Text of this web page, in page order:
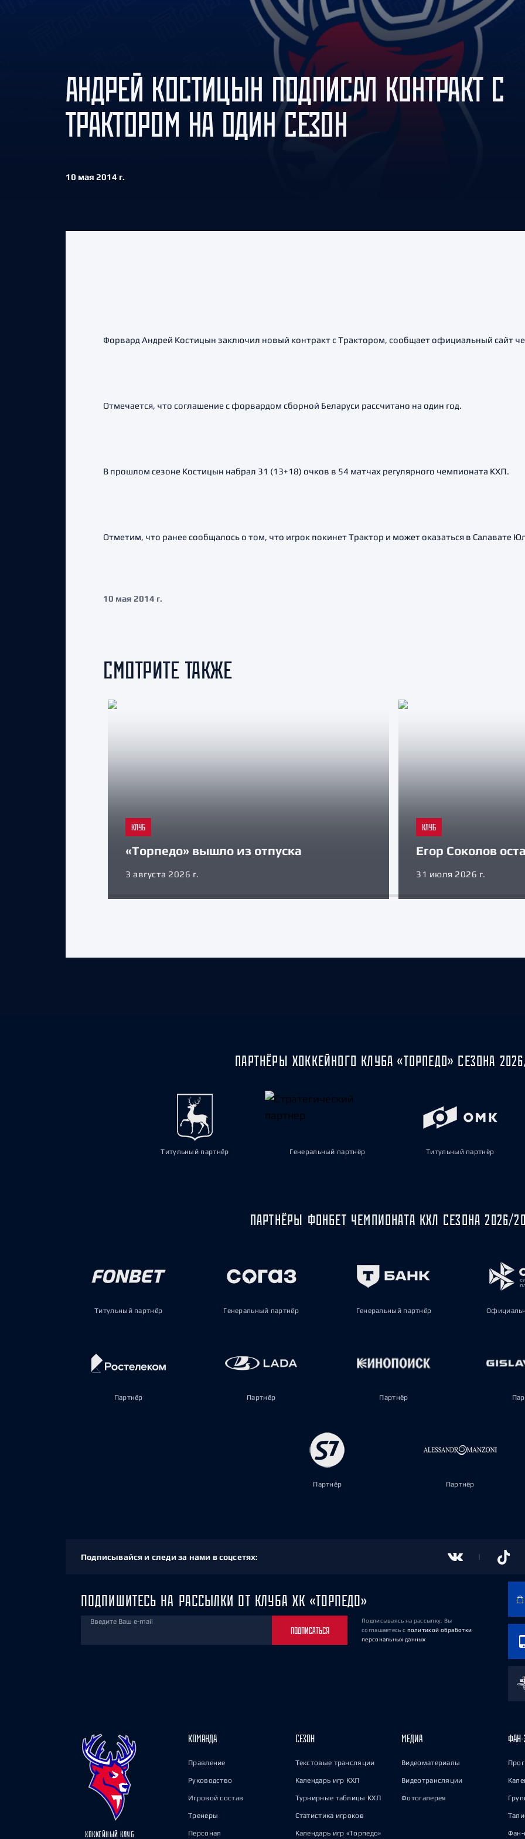
Амур
Барыс
Салават Юлаев
Сибирь
АНДРЕЙ КОСТИЦЫН ПОДПИСАЛ КОНТРАКТ С
ТРАКТОРОМ НА ОДИН СЕЗОН
10 мая 2014 г.
Форвард Андрей Костицын заключил новый контракт с Трактором, сообщает официальный сайт
Отмечается, что соглашение с форвардом сборной Беларуси рассчитано на один год.
В прошлом сезоне Костицын набрал 31 (13+18) очков в 54 матчах регулярного чемпионата КХЛ.
Отметим, что ранее сообщалось о том, что игрок покинет Трактор и может оказаться в Салавате
10 мая 2014 г.
СМОТРИТЕ ТАКЖЕ
КЛУБ
«Торпедо» вышло из отпуска
3 августа 2026 г.
КЛУБ
Егор Соколов
31 июля 2026 г.
ПАРТНЁРЫ ХОККЕЙНОГО КЛУБА «ТОРПЕДО» СЕЗОНА
Титульный партнёр Генеральный партнёр Титульный партнёр
ПАРТНЁРЫ ФОНБЕТ ЧЕМПИОНАТА КХЛ СЕЗОНА 2026/
Титульный партнёр Генеральный партнёр Генеральный партнёр
Партнёр Партнёр Партнёр
Партнёр Партнёр
Подписывайся и следи за нами в соцсетях:
ПОДПИШИТЕСЬ НА РАССЫЛКИ ОТ КЛУБА ХК «ТОРПЕДО»
Введите Ваш e-mail
ПОДПИСАТЬСЯ
Подписываясь на рассылку, Вы
соглашаетесь с политикой обработки
персональных данных
ХОККЕЙНЫЙ КЛУБ
КОМАНДА
Правление
Руководство
Игровой состав
Тренеры
Персонал
СЕЗОН
Текстовые трансляции
Календарь игр КХЛ
Турнирные таблицы КХЛ
Статистика игроков
Календарь игр «Торпедо»
МЕДИА
Видеоматериалы
Видеотрансляции
Фотогалерея
ФАН-
Фан-